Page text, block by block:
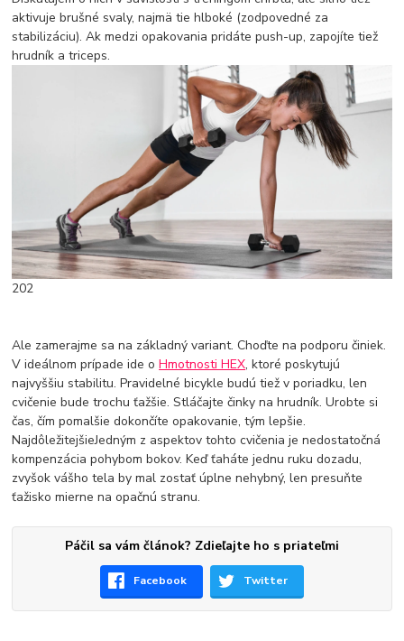
aktivuje brušné svaly, najmä tie hlboké (zodpovedné za
stabilizáciu). Ak medzi opakovania pridáte push-up, zapojíte tiež
hrudník a triceps.
202
Ale zamerajme sa na základný variant. Choďte na podporu činiek.
V ideálnom prípade ide oHmotnosti HEX, ktoré poskytujú
najvyššiu stabilitu. Pravidelné bicykle budú tiež v poriadku, len
cvičenie bude trochu ťažšie. Stláčajte činky na hrudník. Urobte si
čas, čím pomalšie dokončíte opakovanie, tým lepšie.
NajdôležitejšieJedným z aspektov tohto cvičenia je nedostatočná
kompenzácia pohybom bokov. Keď ťaháte jednu ruku dozadu,
zvyšok vášho tela by mal zostať úplne nehybný, len presuňte
ťažisko mierne na opačnú stranu.
Páčil sa vám článok? Zdieľajte ho s priateľmi
Facebook Twitter